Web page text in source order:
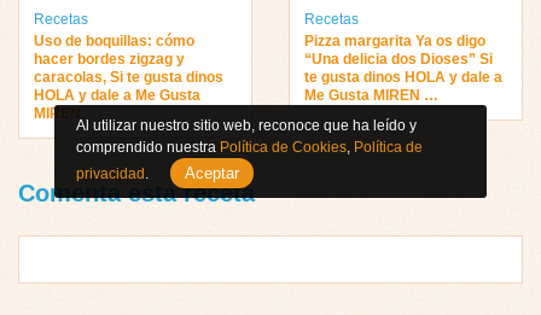
Recetas
Uso de boquillas: cómo
hacer bordes zigzag y
caracolas, Si te gusta dinos
HOLA y dale a Me Gusta
MIREN
Recetas
Pizza margarita Ya os digo
“Una delicia dos Dioses” Si
te gusta dinos HOLA y dale a
Me Gusta MIREN …
Comenta esta receta
Al utilizar nuestro sitio web, reconoce que ha leído y
comprendido nuestra Política de Cookies, Política de
privacidad . Aceptar